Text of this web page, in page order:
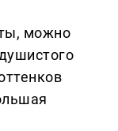
можно